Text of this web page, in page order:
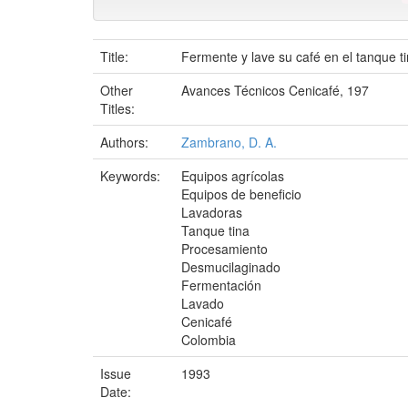
Title:
Fermente y lave su café en el tanque
Other
Titles:
Avances Técnicos Cenicafé, 197
Authors:
Zambrano, D. A.
Keywords:
Equipos agrícolas
Equipos de beneficio
Lavadoras
Tanque tina
Procesamiento
Desmucilaginado
Fermentación
Lavado
Cenicafé
Colombia
Issue
Date:
1993